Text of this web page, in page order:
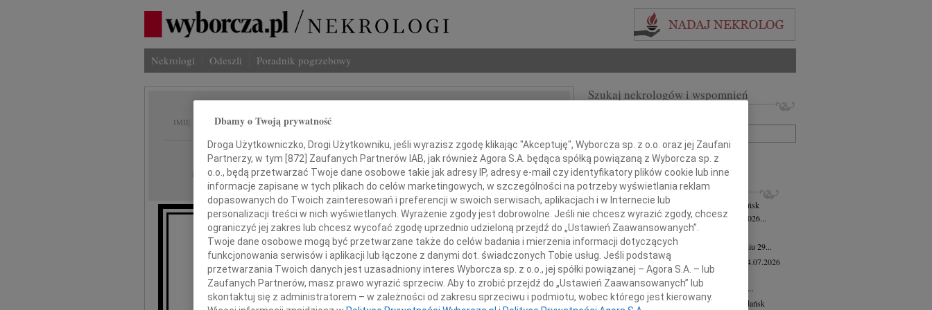
Nekrologi Odeszli Poradnik pogrzebowy
IMIĘ I NAZWISKO: Alicja Mazur-Nagórka
REGION: Gdańsk
DATA EMISJI: 15.02.2013
Choć nie ma już Ciebie wśród nas,
pozostaniesz z nami na zawsze
Szukaj nekrologów i wspomnień
+ szukanie zaawansowane
INNE NEKROLOGI
Lubomira Bożyk wiek: 102
Gdańsk
Z żalem zawiadamiamy, że w dniu 25 lipca 2026...
Henryk Klocek28.07.2026 Gdańsk
Z wielkim smutkiem zawiadamiamy, że w dniu 29...
Jadwiga Semmerling-Owczarska
24.07.2026
Gdańsk
Z głębokim żalem zawiadamiamy, że dnia 20...
Andrzej Krupowiczwiek: 8716.07.2026
Gdańsk
Dbamy o Twoją prywatność
Droga Użytkowniczko, Drogi Użytkowniku, jeśli wyrazisz zgodę klikając "Akceptuję", Wyborcza sp. z o.o. oraz jej Zaufani
Partnerzy, w tym [872] Zaufanych Partnerów IAB, jak również Agora S.A. będąca spółką powiązaną z Wyborcza sp. z
o.o., będą przetwarzać Twoje dane osobowe takie jak adresy IP, adresy e-mail czy identyfikatory plików cookie lub inne
informacje zapisane w tych plikach do celów marketingowych, w szczególności na potrzeby wyświetlania reklam
dopasowanych do Twoich zainteresowań i preferencji w swoich serwisach, aplikacjach i w Internecie lub
personalizacji treści w nich wyświetlanych. Wyrażenie zgody jest dobrowolne. Jeśli nie chcesz wyrazić zgody, chcesz
ograniczyć jej zakres lub chcesz wycofać zgodę uprzednio udzieloną przejdź do „Ustawień Zaawansowanych”.
Twoje dane osobowe mogą być przetwarzane także do celów badania i mierzenia informacji dotyczących
funkcjonowania serwisów i aplikacji lub łączone z danymi dot. świadczonych Tobie usług. Jeśli podstawą
przetwarzania Twoich danych jest uzasadniony interes Wyborcza sp. z o.o., jej spółki powiązanej – Agora S.A. – lub
Zaufanych Partnerów, masz prawo wyrazić sprzeciw. Aby to zrobić przejdź do „Ustawień Zaawansowanych” lub
skontaktuj się z administratorem – w zależności od zakresu sprzeciwu i podmiotu, wobec którego jest kierowany.